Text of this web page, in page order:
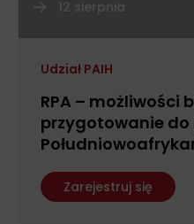
12 sierpnia
Udział PAIH
RPA – możliwości
przygotowanie do
Zarejestruj się